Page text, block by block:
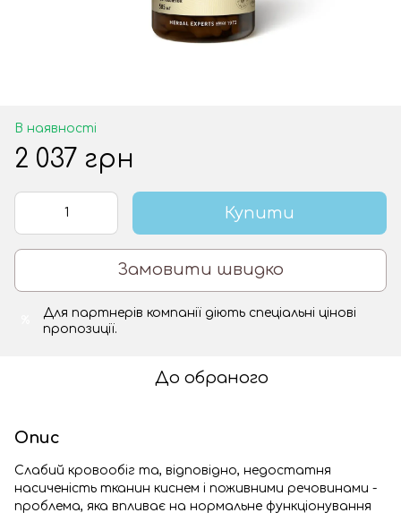
В наявності
2 037 грн
Купити
Замовити швидко
Для партнерів компанії діють спеціальні цінові
пропозиції.
До обраного
Опис
Слабий кровообіг та, відповідно, недостатня
насиченість тканин киснем і поживними речовинами -
проблема, яка впливає на нормальне функціонування